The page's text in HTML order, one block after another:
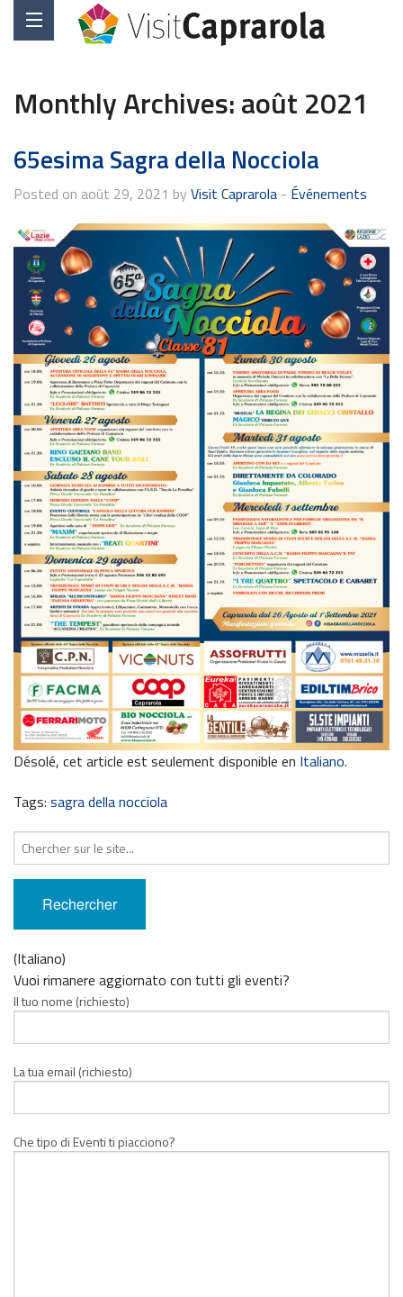
Monthly Archives:août 2021
65esima Sagra della Nocciola
Posted on août 29, 2021 by Visit Caprarola - Événements
Désolé, cet article est seulement disponible en Italiano.
Tags: sagra della nocciola
Recherche
pour
:
(Italiano)
Vuoi rimanere aggiornato con tutti gli eventi?
Il tuo nome (richiesto)
La tua email (richiesto)
Che tipo di Eventi ti piacciono?